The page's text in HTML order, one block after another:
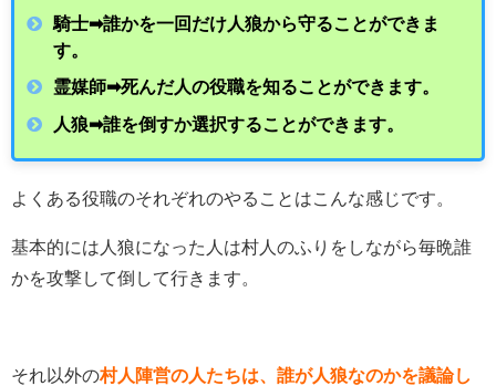
騎士➡︎誰かを一回だけ人狼から守ることができま
す。
霊媒師➡︎死んだ人の役職を知ることができます。
人狼➡︎誰を倒すか選択することができます。
よくある役職のそれぞれのやることはこんな感じです。
基本的には人狼になった人は村人のふりをしながら毎晩誰
かを攻撃して倒して行きます。
それ以外の村人陣営の人たちは、誰が人狼なのかを議論し